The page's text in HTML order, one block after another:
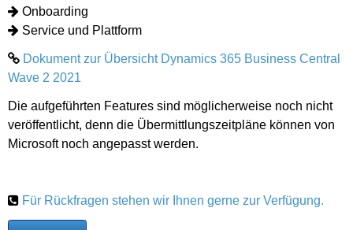
Onboarding
Service und Plattform
Dokument zur Übersicht Dynamics 365 Business Central
Wave 2 2021
Die aufgeführten Features sind möglicherweise noch nicht
veröffentlicht, denn die Übermittlungszeitpläne können von
Microsoft noch angepasst werden.
Für Rückfragen stehen wir Ihnen gerne zur Verfügung.